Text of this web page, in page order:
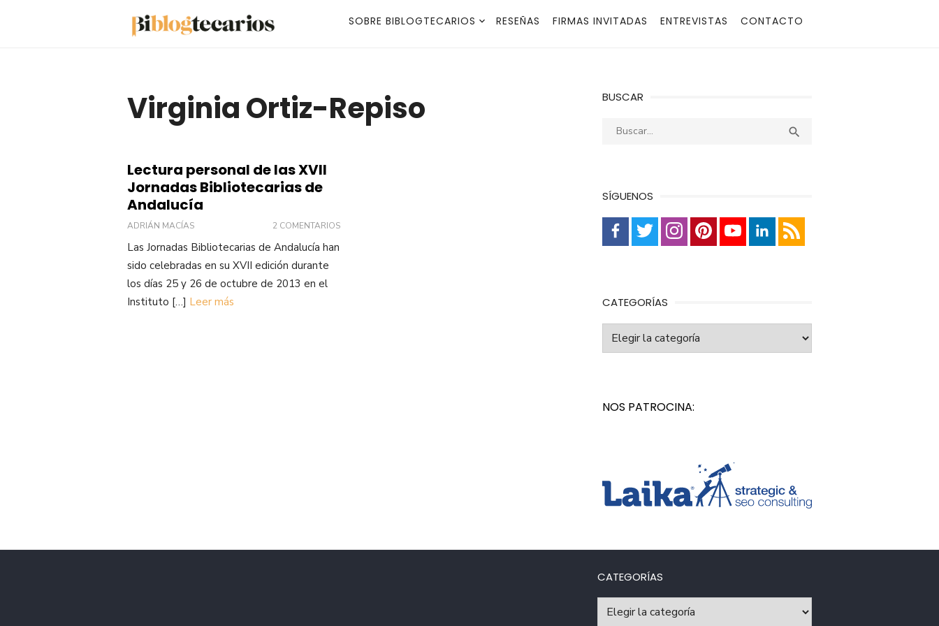
SOBRE BIBLOGTECARIOS RESEÑAS FIRMAS INVITADAS ENTREVISTAS CONTACTO
Virginia Ortiz-Repiso
Lectura personal de las XVII
Jornadas Bibliotecarias de
Andalucía
ADRIÁN MACÍAS 2 COMENTARIOS
Las Jornadas Bibliotecarias de Andalucía han
sido celebradas en su XVII edición durante
los días 25 y 26 de octubre de 2013 en el
Instituto […] Leer más
BUSCAR
Buscar: 
SÍGUENOS
CATEGORÍAS
NOS PATROCINA:
CATEGORÍAS